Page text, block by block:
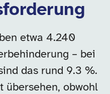
etwa 4.240
– bei
das rund 9.3 %.
übersehen, obwohl